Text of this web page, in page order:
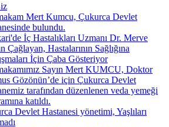
Mert Kumcu, Çukurca Devlet
bulundu.
İç Hastalıkları Uzmanı Dr. Merve
Çağlayan, Hastalarının Sağlığına
İçin Çaba Gösteriyor
Sayın Mert KUMCU, Doktor
Gözönün’de için Çukurca Devlet
tarafından düzenlenen veda yemeği
katıldı.
Devlet Hastanesi yönetimi, Yaşlıları